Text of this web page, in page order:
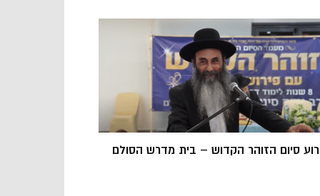
סיום הזוהר הקדוש – בית מדרש הסולם